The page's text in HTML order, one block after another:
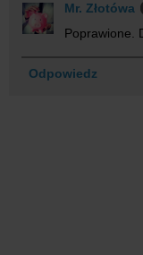
Mr. Złotówa
Poprawione.
Odpowiedz